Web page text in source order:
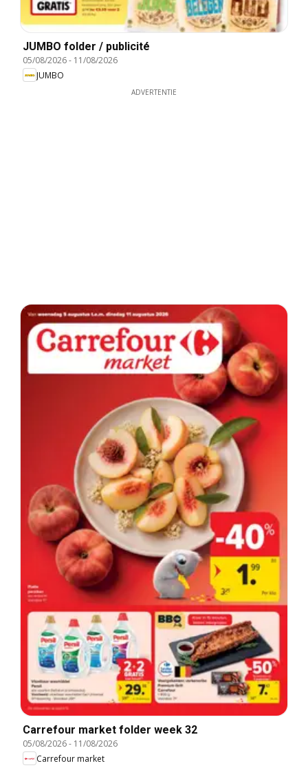
JUMBO folder / publicité
05/08/2026- 11/08/2026
JUMBO
ADVERTENTIE
Carrefour market folder week 32
05/08/2026- 11/08/2026
Carrefour market